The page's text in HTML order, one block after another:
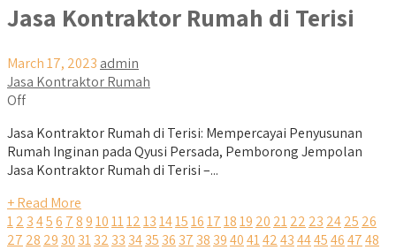
Jasa Kontraktor Rumah di Terisi
March 17, 2023 admin
Jasa Kontraktor Rumah
Off
Jasa Kontraktor Rumah di Terisi: Mempercayai Penyusunan
Rumah Inginan pada Qyusi Persada, Pemborong Jempolan
Jasa Kontraktor Rumah di Terisi –...
+ Read More
12 3456 78910111213141516171819 20 2122 23 2425 26
27 28 29 30 3132 33 3435 36 37 38 39404142434445464748